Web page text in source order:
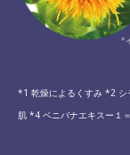
*1 乾燥によるくすみ *2 シ
肌 *4 ベニバナエキスー１